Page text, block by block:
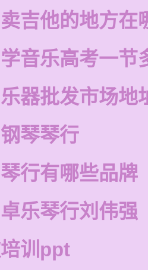
吉他的地方在
音乐高考一节
器批发市场地
琴琴行
行有哪些品牌
乐琴行刘伟强
训ppt